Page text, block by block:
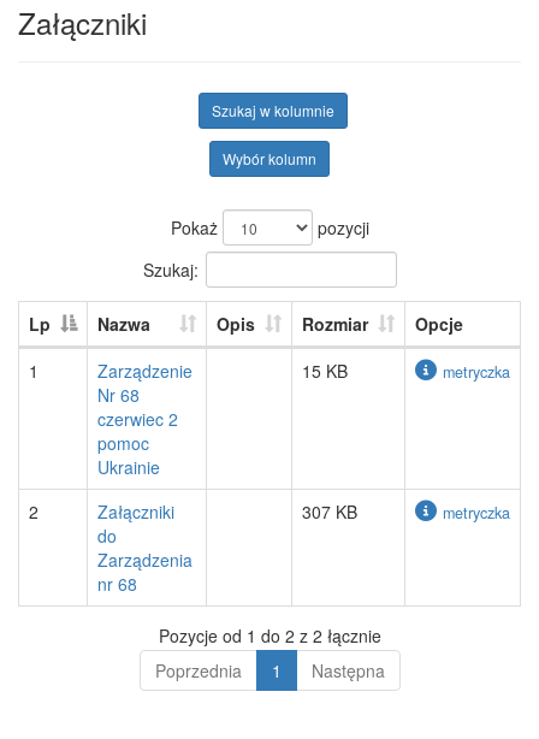
Załączniki
Szukaj w kolumnie
Wybór kolumn
Pokaż
pozycji
Szukaj:
Lp Nazwa Opis Rozmiar
Opcje
1
Zarządzenie
Nr 68
czerwiec 2
pomoc
Ukrainie
15 KB metryczka
2
Załączniki
do
Zarządzenia
nr 68
307 KB metryczka
Pozycje od 1 do 2 z 2 łącznie
Poprzednia
1 Następna